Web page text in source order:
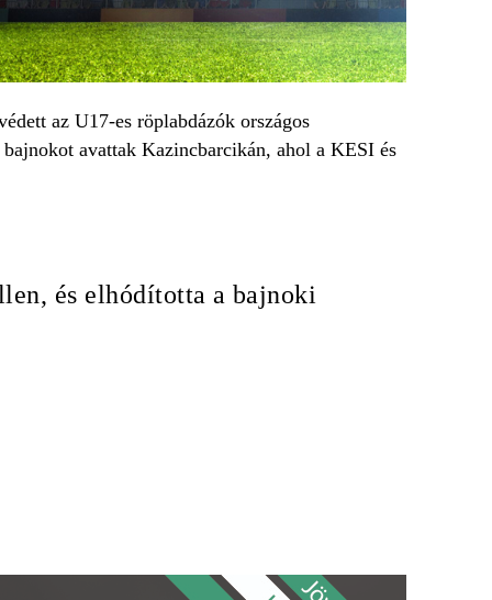
az U17-es röplabdázók országos
avattak Kazincbarcikán, ahol a KESI és
és elhódította a bajnoki